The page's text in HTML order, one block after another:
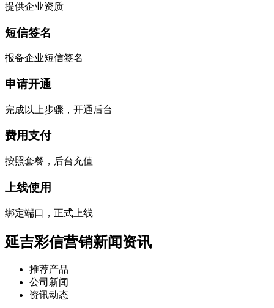
提供企业资质
短信签名
报备企业短信签名
申请开通
完成以上步骤，开通后台
费用支付
按照套餐，后台充值
上线使用
绑定端口，正式上线
延吉彩信营销新闻资讯
推荐产品
公司新闻
资讯动态